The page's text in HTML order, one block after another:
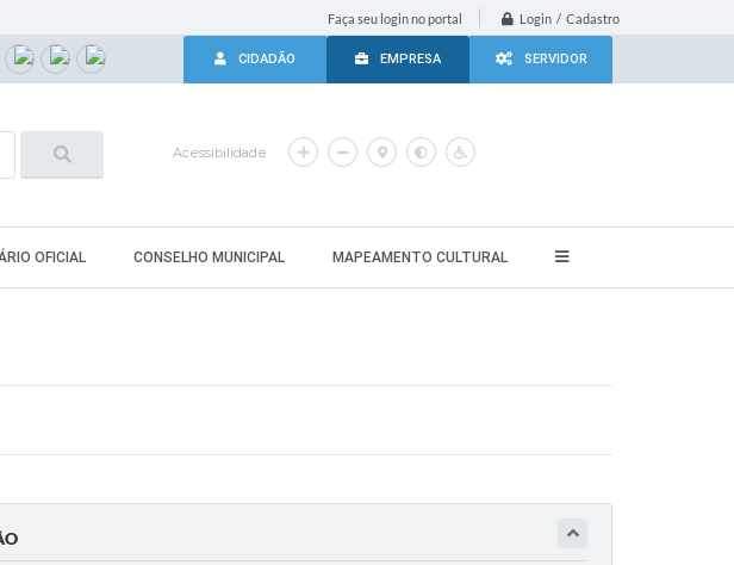
Faça seu login no portal Login / Cadastro
CIDADÃO EMPRESA SERVIDOR
Acessibilidade
OFICIAL CONSELHO MUNICIPAL MAPEAMENTO CULTURAL